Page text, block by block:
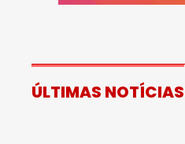
ÚLTIMAS NOTÍCIAS